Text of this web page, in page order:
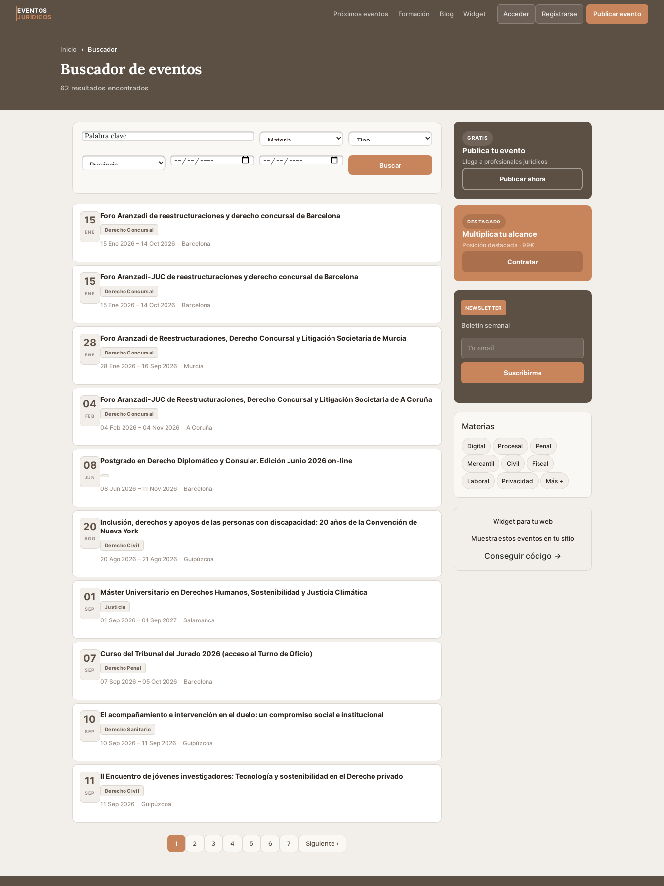
EVENTOS
JURÍDICOS
Próximos eventos Formación Blog Widget Acceder Registrarse Publicar evento
Inicio › Buscador
Buscador de eventos
62 resultados encontrados
Buscar
15
ENE
Foro Aranzadi de reestructuraciones y derecho concursal de Barcelona
Derecho Concursal
15 Ene 2026 – 14 Oct 2026 Barcelona
15
ENE
Foro Aranzadi-JUC de reestructuraciones y derecho concursal de Barcelona
Derecho Concursal
15 Ene 2026 – 14 Oct 2026 Barcelona
28
ENE
Foro Aranzadi de Reestructuraciones, Derecho Concursal y Litigación Societaria de Murcia
Derecho Concursal
28 Ene 2026 – 16 Sep 2026 Murcia
04
FEB
Foro Aranzadi-JUC de Reestructuraciones, Derecho Concursal y Litigación Societaria de A Coruña
Derecho Concursal
04 Feb 2026 – 04 Nov 2026 A Coruña
08
JUN
Postgrado en Derecho Diplomático y Consular. Edición Junio 2026 on-line
08 Jun 2026 – 11 Nov 2026 Barcelona
20
AGO
Inclusión, derechos y apoyos de las personas con discapacidad: 20 años de la Convención de
Nueva York
Derecho Civil
20 Ago 2026 – 21 Ago 2026 Guipúzcoa
01
SEP
Máster Universitario en Derechos Humanos, Sostenibilidad y Justicia Climática
Justicia
01 Sep 2026 – 01 Sep 2027 Salamanca
07
SEP
Curso del Tribunal del Jurado 2026 (acceso al Turno de Oficio)
Derecho Penal
07 Sep 2026 – 05 Oct 2026 Barcelona
10
SEP
El acompañamiento e intervención en el duelo: un compromiso social e institucional
Derecho Sanitario
10 Sep 2026 – 11 Sep 2026 Guipúzcoa
11
SEP
II Encuentro de jóvenes investigadores: Tecnología y sostenibilidad en el Derecho privado
Derecho Civil
11 Sep 2026 Guipúzcoa
1 2 3 4 5 6 7 Siguiente ›
GRATIS
Publica tu evento
Llega a profesionales jurídicos
Publicar ahora
DESTACADO
Multiplica tu alcance
Posición destacada · 99€
Contratar
NEWSLETTER
Boletín semanal
Suscribirme
Materias
Digital Procesal Penal
Mercantil Civil Fiscal
Laboral Privacidad Más +
Widget para tu web
Muestra estos eventos en tu sitio
Conseguir código →